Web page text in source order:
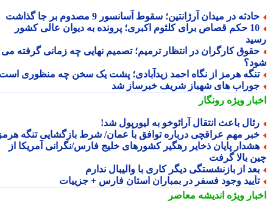
در میدان آرژانتین؛ سقوط آسانسور 9 مصدوم بر جا گذاشت
10 حکم قصاص برای کلثوم اکبری؛ پرونده به دیوان عالی کشور
کارگران در انتظار ترمیم؛ تصمیم نهایی چه زمانی گرفته می
هرمز از نگاه احمد زیدآبادی؛ پشت یک سخن چه منظوری است؟
های شهباز شریف خبرساز شد
ویژهرونگار
باعث انتقال آرائوخو به لیورپول شد!
مهم عراقچی درباره توافق با عمان/ شرط بازگشایی تنگه هرمز
پایان ذخایر رهگیر کشورهای خلیج فارس/نگرانی آمریکا از
بالا گرفت
از بازنشستگی دیگر کاری با والیبال ندارم
وجود فسفر در بمباران استان فارس + جزییات
ویژهاندیشه معاصر